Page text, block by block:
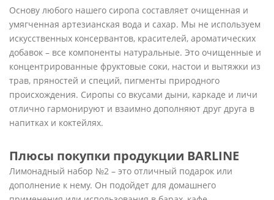
Основу любого нашего сиропа составляет очищенная и
умягченная артезианская вода и сахар. Мы не используем
искусственных консервантов, красителей, ароматических
добавок – все компоненты натуральные. Это очищенные и
концентрированные фруктовые соки, настои и вытяжки из
трав, пряностей и специй, пигменты природного
происхождения. Сиропы со вкусами дыни, каркаде и личи
отлично гармонируют и взаимно дополняют друг друга в
напитках и коктейлях.
Плюсы покупки продукции BARLINE
Лимонадный набор №2 – это отличный подарок или
дополнение к нему. Он подойдет для домашнего